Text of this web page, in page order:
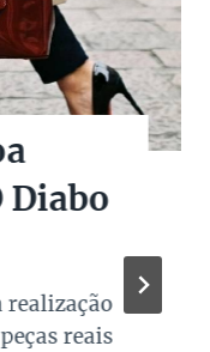
Diabo
realização
reais